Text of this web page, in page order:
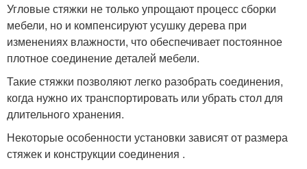
Угловые стяжки не только упрощают процесс сборки
мебели, но и компенсируют усушку дерева при
изменениях влажности, что обеспечивает постоянное
плотное соединение деталей мебели.
Такие стяжки позволяют легко разобрать соединения,
когда нужно их транспортировать или убрать стол для
длительного хранения.
Некоторые особенности установки зависят от размера
стяжек и конструкции соединения .